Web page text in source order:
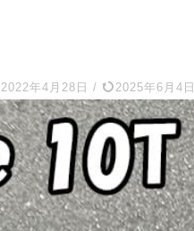
2022年4月28日 / 2025年6月4日